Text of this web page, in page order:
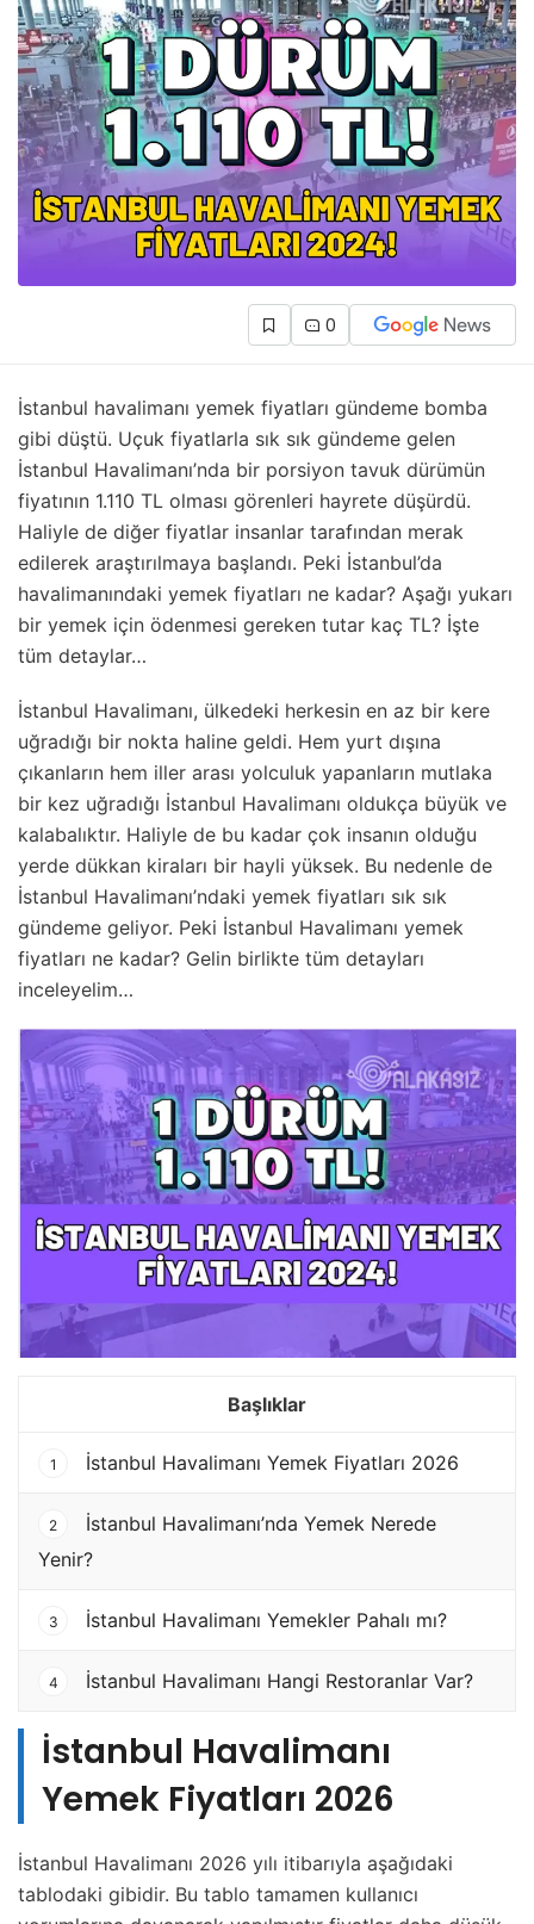
0
İstanbul havalimanı yemek fiyatları gündeme bomba
gibi düştü. Uçuk fiyatlarla sık sık gündeme gelen
İstanbul Havalimanı’nda bir porsiyon tavuk dürümün
fiyatının 1.110 TL olması görenleri hayrete düşürdü.
Haliyle de diğer fiyatlar insanlar tarafından merak
edilerek araştırılmaya başlandı. Peki İstanbul’da
havalimanındaki yemek fiyatları ne kadar? Aşağı yukarı
bir yemek için ödenmesi gereken tutar kaç TL? İşte
tüm detaylar…
İstanbul Havalimanı, ülkedeki herkesin en az bir kere
uğradığı bir nokta haline geldi. Hem yurt dışına
çıkanların hem iller arası yolculuk yapanların mutlaka
bir kez uğradığı İstanbul Havalimanı oldukça büyük ve
kalabalıktır. Haliyle de bu kadar çok insanın olduğu
yerde dükkan kiraları bir hayli yüksek. Bu nedenle de
İstanbul Havalimanı’ndaki yemek fiyatları sık sık
gündeme geliyor. Peki İstanbul Havalimanı yemek
fiyatları ne kadar? Gelin birlikte tüm detayları
inceleyelim…
Başlıklar
1 İstanbul Havalimanı Yemek Fiyatları 2026
2
İstanbul Havalimanı’nda Yemek Nerede
Yenir?
3 İstanbul Havalimanı Yemekler Pahalı mı?
4 İstanbul Havalimanı Hangi Restoranlar Var?
İstanbul Havalimanı
Yemek Fiyatları 2026
İstanbul Havalimanı 2026 yılı itibarıyla aşağıdaki
tablodaki gibidir. Bu tablo tamamen kullanıcı